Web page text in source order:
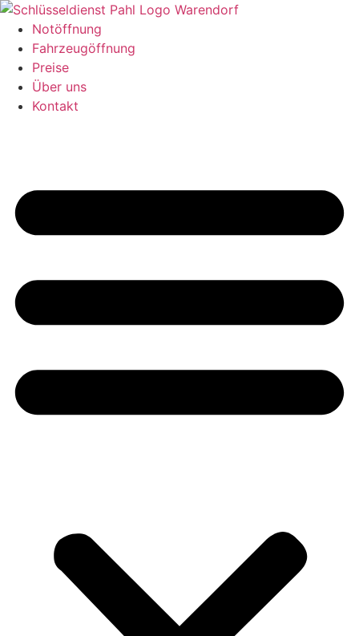
Zum
Inhalt
springen
Notöffnung
Fahrzeugöffnung
Preise
Über uns
Kontakt